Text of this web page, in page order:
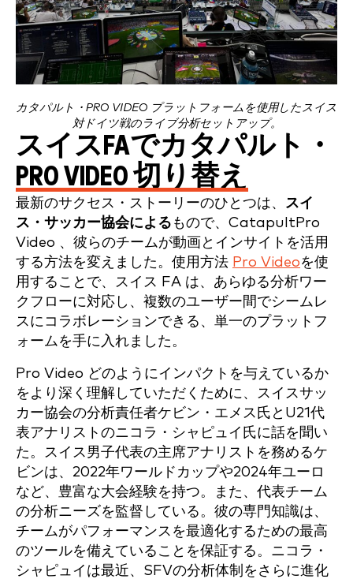
カタパルト・PRO VIDEO プラットフォームを使用したスイス
対ドイツ戦のライブ分析セットアップ。
スイスFAでカタパルト・
PRO VIDEO 切り替え
最新のサクセス・ストーリーのひとつは、 スイ
ス・サッカー協会による もので、CatapultPro
Video 、彼らのチームが動画とインサイトを活用
する方法を変えました。使用方法 Pro Videoを使
用することで、スイス FA は、あらゆる分析ワー
クフローに対応し、複数のユーザー間でシームレ
スにコラボレーションできる、単一のプラットフ
ォームを手に入れました。
Pro Video どのようにインパクトを与えているか
をより深く理解していただくために、スイスサッ
カー協会の分析責任者ケビン・エメス氏とU21代
表アナリストのニコラ・シャピュイ氏に話を聞い
た。スイス男子代表の主席アナリストを務めるケ
ビンは、2022年ワールドカップや2024年ユーロ
など、豊富な大会経験を持つ。また、代表チーム
の分析ニーズを監督している。彼の専門知識は、
チームがパフォーマンスを最適化するための最高
のツールを備えていることを保証する。ニコラ・
シャピュイは最近、SFVの分析体制をさらに進化